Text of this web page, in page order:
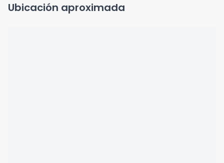
Ubicación aproximada